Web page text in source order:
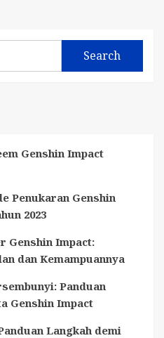
Search
Genshin Impact
Penukaran Genshin
2023
Genshin Impact:
dan Kemampuannya
Panduan
Genshin Impact
Langkah demi